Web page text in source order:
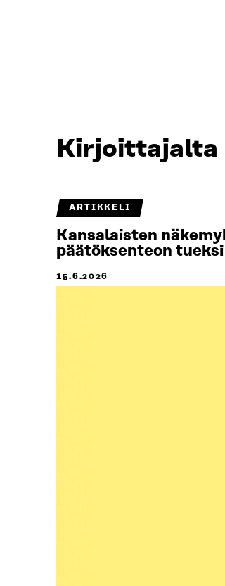
Kirjoittajalta
ARTIKKELI
Kansalaisten
päätöksenteon tueksi
15.6.2026